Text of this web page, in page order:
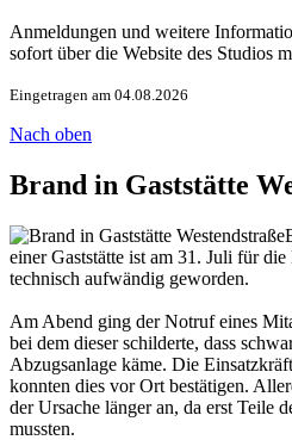
Anmeldungen und weitere
sofort über die Website des Studios
Eingetragen am 04.08.2026
Nach oben
Brand in Gaststätte
einer Gaststätte ist am 31. Juli für
technisch aufwändig geworden.
Am Abend ging der Notruf eines
bei dem dieser schilderte, dass
Abzugsanlage käme. Die
konnten dies vor Ort bestätigen.
der Ursache länger an, da erst Teile
mussten.